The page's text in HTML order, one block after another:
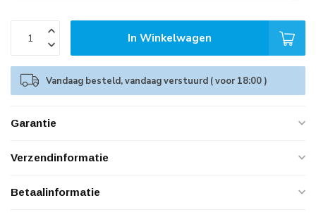
In Winkelwagen
Vandaag besteld, vandaag verstuurd ( voor 18:00 )
Garantie
Verzendinformatie
Betaalinformatie